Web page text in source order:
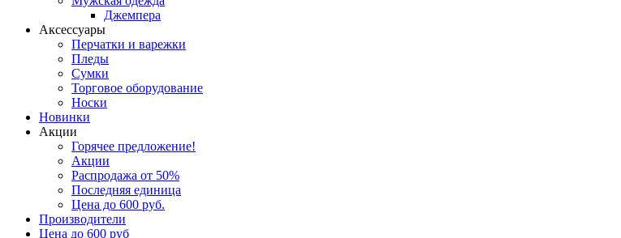
Джемпера
Аксессуары
Перчатки и варежки
Пледы
Сумки
Торговое оборудование
Носки
Новинки
Акции
Горячее предложение!
Акции
Распродажа от 50%
Последняя единица
Цена до 600 руб.
Производители
Цена до 600 руб